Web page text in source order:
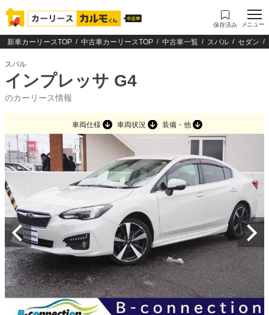
保存済み メニュー
新車カーリースTOP 中古車カーリースTOP 中古車一覧 スバル セダン
スバル
インプレッサ G4
のカーリース情報
車両仕様 車両状況 装備・他